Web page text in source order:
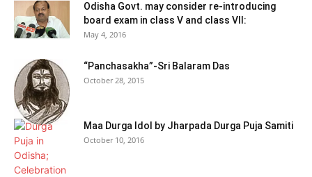
Odisha Govt. may consider re-introducing
board exam in class V and class VII:
May 4, 2016
“Panchasakha”-Sri Balaram Das
October 28, 2015
Maa Durga Idol by Jharpada Durga Puja Samiti
October 10, 2016